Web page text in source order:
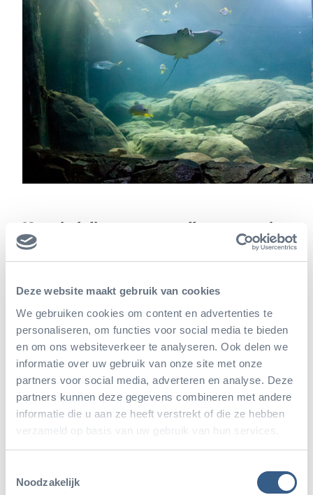
Deze website maakt gebruik van cookies
We gebruiken cookies om content en advertenties te
personaliseren, om functies voor social media te bieden
en om ons websiteverkeer te analyseren. Ook delen we
informatie over uw gebruik van onze site met onze
partners voor social media, adverteren en analyse. Deze
partners kunnen deze gegevens combineren met andere
informatie die u aan ze heeft verstrekt of die ze hebben
verzameld op basis van uw gebruik van hun services.
Noodzakelijk
Kennisdeling tussen collega-aquaria
Kennisdeling tussen aquariumexperts onderling is
bijzonder waardevol om snel en efficiënt te leren.
Zo staat bijvoorbeeld het onderwerp ophet
programmahoe veilig met giftige vissoorten
gewerkt kan worden en delen experts ook
praktijkvoorbeelden waaruit belangrijke lessen
getrokken kunnen worden. De globale problematiek
van de ‘plastic soep’, de wereldwijde overvloed aan
plastic afval dat dagelijks in de wereldzeeën
gedumpt wordt, staat eveneens op de agenda. Met